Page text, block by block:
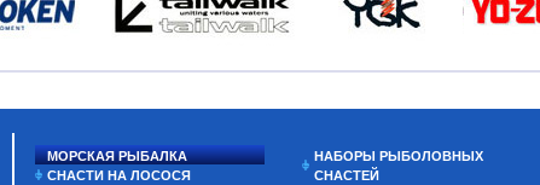
МОРСКАЯ РЫБАЛКА
СНАСТИ НА ЛОСОСЯ
НАБОРЫ РЫБОЛОВНЫХ
СНАСТЕЙ